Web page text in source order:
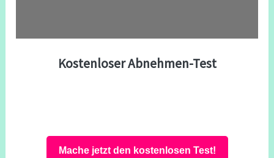
Kostenloser Abnehmen-Test
Mache jetzt den kostenlosen Test!